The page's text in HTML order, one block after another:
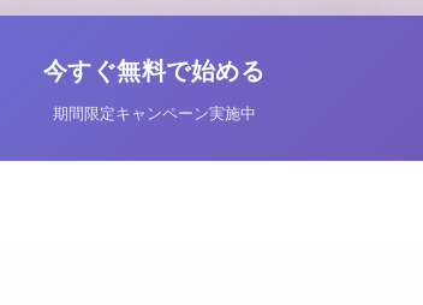
今すぐ無料で始める
期間限定キャンペーン実施中